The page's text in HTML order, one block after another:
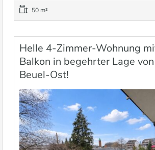
50 m²
Helle 4-Zimmer-Wohnung
Balkon in begehrter Lage
Beuel-Ost!